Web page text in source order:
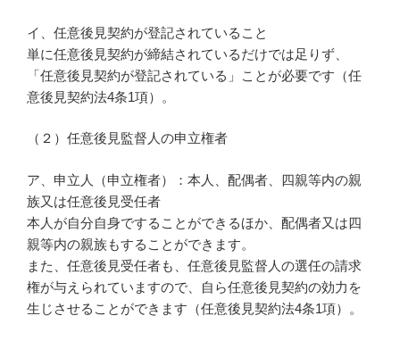
イ、任意後見契約が登記されていること
単に任意後見契約が締結されているだけでは足りず、
「任意後見契約が登記されている」ことが必要です（任
意後見契約法4条1項）。
（２）任意後見監督人の申立権者
ア、申立人（申立権者）：本人、配偶者、四親等内の親
族又は任意後見受任者
本人が自分自身ですることができるほか、配偶者又は四
親等内の親族もすることができます。
また、任意後見受任者も、任意後見監督人の選任の請求
権が与えられていますので、自ら任意後見契約の効力を
生じさせることができます（任意後見契約法4条1項）。